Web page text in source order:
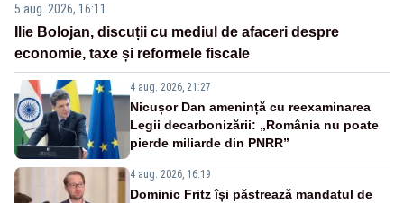
5 aug. 2026, 16:11
Ilie Bolojan, discuții cu mediul de afaceri despre
economie, taxe și reformele fiscale
4 aug. 2026, 21:27
Nicușor Dan amenință cu reexaminarea
Legii decarbonizării: „România nu poate
pierde miliarde din PNRR”
4 aug. 2026, 16:19
Dominic Fritz își păstrează mandatul de